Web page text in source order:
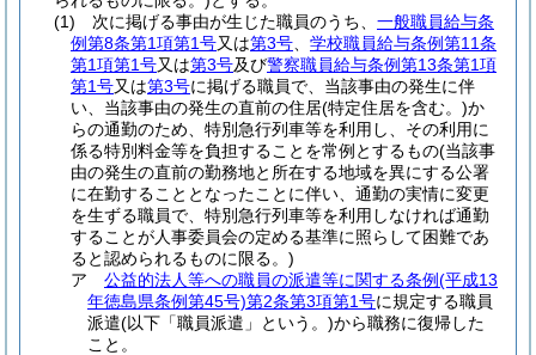
(1)
次に掲げる事由が生じた職員のうち、 一般職員給与条
例第8条第1項第1号又は第3号
学校職員給与条例第11条
第1項第1号又は第3号及び警察職員給与条例第13条第1項
第1号又は第3号に掲げる職員で、当該事由の発生に伴
い、当該事由の発生の直前の住居(特定住居を含む。)か
らの通勤のため、特別急行列車等を利用し、その利用に
係る特別料金等を負担することを常例とするもの(当該事
由の発生の直前の勤務地と所在する地域を異にする公署
に在勤することとなったことに伴い、通勤の実情に変更
を生ずる職員で、特別急行列車等を利用しなければ通勤
することが人事委員会の定める基準に照らして困難であ
ると認められるものに限る。)
ア
公益的法人等への職員の派遣等に関する条例(平成13
年徳島県条例第45号)第2条第3項第1号に規定する職員
派遣(以下「職員派遣」という。)から職務に復帰した
こと。